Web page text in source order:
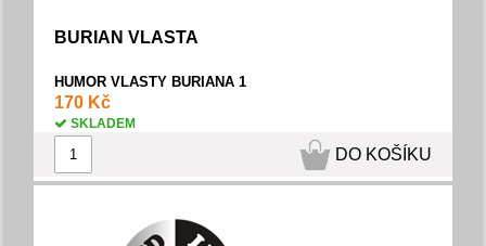
BURIAN VLASTA
HUMOR VLASTY BURIANA 1
170 Kč
SKLADEM
DO KOŠÍKU